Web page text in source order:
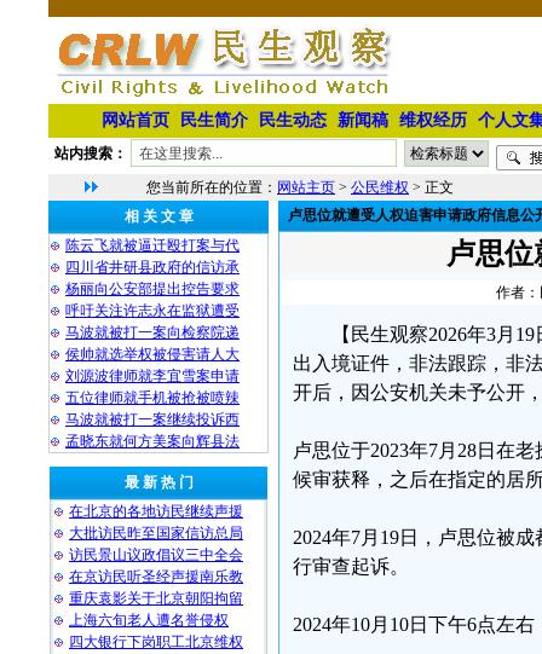
网站首页 民生简介 民生动态 新闻稿 维权经历 个人文
站内搜索：
您当前所在的位置： 网站主页 > 公民维权 > 正文
相 关 文 章
陈云飞就被逼迁殴打案与代
四川省井研县政府的信访承
杨丽向公安部提出控告要求
呼吁关注许志永在监狱遭受
马波就被打一案向检察院递
侯帅就选举权被侵害请人大
刘源波律师就李宜雪案申请
五位律师就手机被抢被喷辣
马波就被打一案继续投诉西
孟晓东就何方美案向辉县法
最 新 热 门
在北京的各地访民继续声援
大批访民昨至国家信访总局
访民景山议政倡议三中全会
在京访民听圣经声援南乐教
重庆袁影关于北京朝阳拘留
上海六旬老人遭名誉侵权
四大银行下岗职工北京维权
卢思位就遭受人权迫害申请政府信息公
卢思
作者：
【民生观察2026年3月
出入境证件，非法跟踪，非
开后，因公安机关未予公开
卢思位于2023年7月28日在
候审获释，之后在指定的居
2024年7月19日，卢思位被
行审查起诉。
2024年10月10日下午6点左